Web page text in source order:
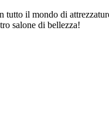
tutto il mondo di
salone di bellezza!